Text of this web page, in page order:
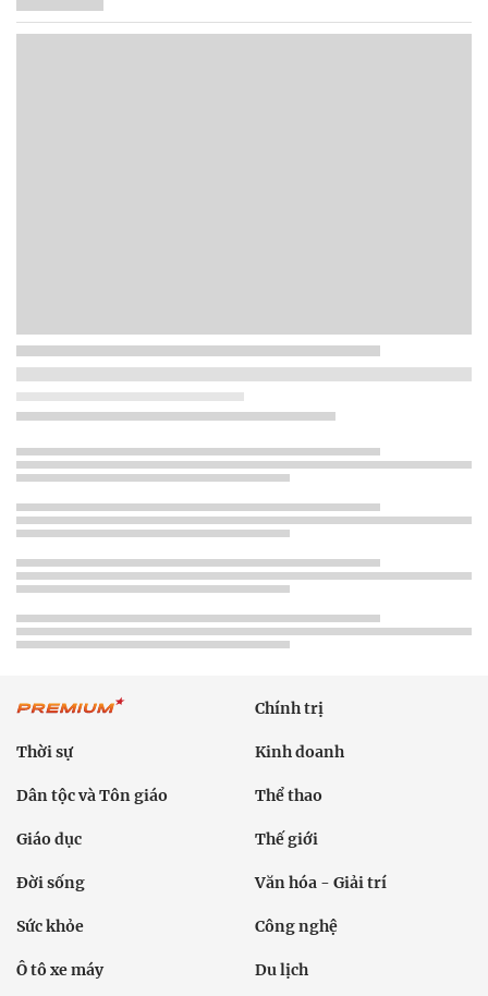
Chính trị
Thời sự Kinh doanh
Dân tộc và Tôn giáo Thể thao
Giáo dục Thế giới
Đời sống Văn hóa - Giải trí
Sức khỏe Công nghệ
Ô tô xe máy Du lịch